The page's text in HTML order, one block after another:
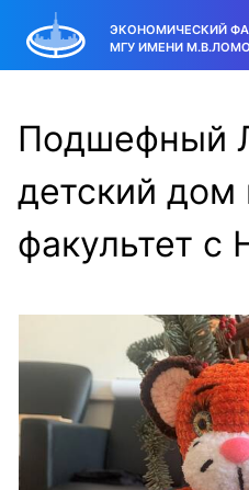
ЭКОНОМИЧЕСКИЙ
МГУ ИМЕНИ
Подшефный
детский дом
факультет